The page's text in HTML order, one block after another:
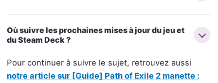
Où suivre les prochaines mises à jour du jeu et
du Steam Deck ?
Pour continuer à suivre le sujet, retrouvez aussi
notre article sur [Guide] Path of Exile 2 manette :